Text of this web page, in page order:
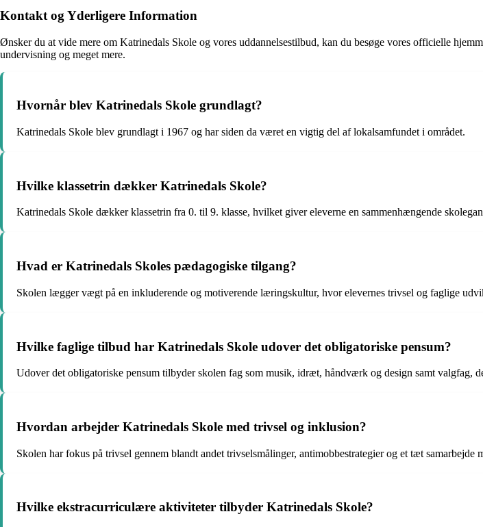
Kontakt og Yderligere Information
Ønsker du at vide mere om Katrinedals Skole og vores uddannelsestilbud, kan du besøge vores officielle
undervisning og meget mere.
Hvornår blev Katrinedals Skole grundlagt?
Katrinedals Skole blev grundlagt i 1967 og har siden da været en vigtig del af lokalsamfundet i området.
Hvilke klassetrin dækker Katrinedals Skole?
Katrinedals Skole dækker klassetrin fra 0. til 9. klasse, hvilket giver eleverne en sammenhængende
Hvad er Katrinedals Skoles pædagogiske tilgang?
Skolen lægger vægt på en inkluderende og motiverende læringskultur, hvor elevernes trivsel og faglige
Hvilke faglige tilbud har Katrinedals Skole udover det obligatoriske pensum?
Udover det obligatoriske pensum tilbyder skolen fag som musik, idræt, håndværk og design samt valgfag,
Hvordan arbejder Katrinedals Skole med trivsel og inklusion?
Skolen har fokus på trivsel gennem blandt andet trivselsmålinger, antimobbestrategier og et tæt
Hvilke ekstracurriculære aktiviteter tilbyder Katrinedals Skole?